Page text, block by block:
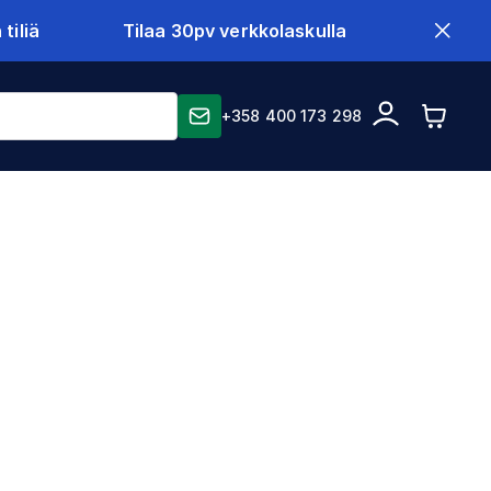
tiliä Tilaa 30pv verkkolaskulla
+358 400 173 298